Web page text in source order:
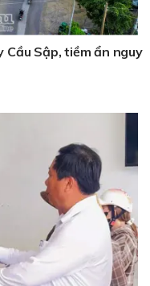
Sập, tiềm ẩn nguy